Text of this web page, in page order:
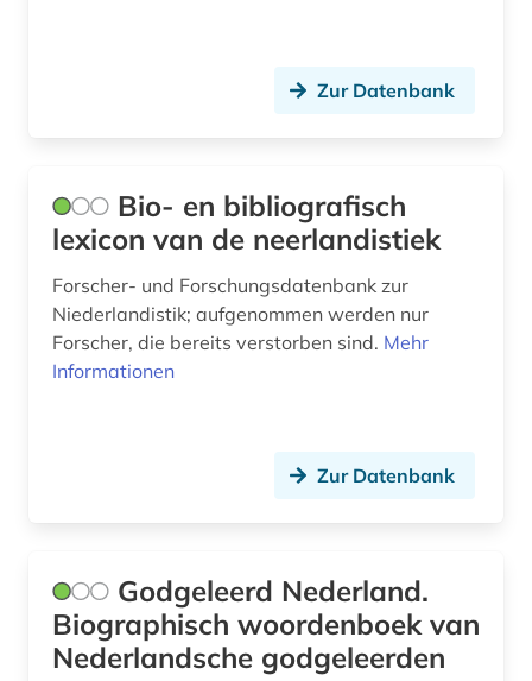
genealogie (8)
genealogische tafel (1)
germanistik (3)
geschichte (113)
geschichte 1000-2000 (1)
Zur Datenbank
Bio- en bibliografisch
lexicon van de neerlandistiek
Forscher- und Forschungsdatenbank zur
Niederlandistik; aufgenommen werden nur
Forscher, die bereits verstorben sind. Mehr
Informationen
Zur Datenbank
Godgeleerd Nederland.
Biographisch woordenboek van
Nederlandsche godgeleerden